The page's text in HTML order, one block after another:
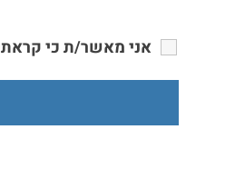
אני מאשר/ת כי